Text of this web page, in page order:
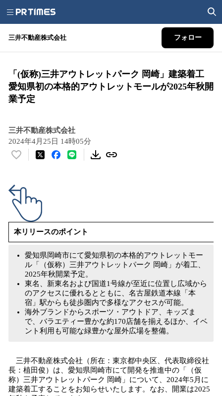
三井不動産株式会社 フォロー
「(仮称)三井アウトレットパーク 岡崎」建築着工
愛知県初の本格的アウトレットモールが2025年秋開
業予定
三井不動産株式会社
2024年4月25日 14時05分
い
！
数
を
読
み
込
み
す
本リリースのポイント
愛知県岡崎市にて愛知県初の本格的アウトレットモー
ル「（仮称）三井アウトレットパーク 岡崎」が着工、
2025年秋開業予定。
東名、新東名および国道1号線が至近に位置し広域から
のアクセスに優れるとともに、名古屋鉄道本線「本
宿」駅からも徒歩圏内で多様なアクセスが可能。
海外ブランドからスポーツ・アウトドア、キッズま
で、バラエティー豊かな約170店舗を揃えるほか、イベ
ント利用も可能な緑豊かな屋外広場を整備。
三井不動産株式会社（所在：東京都中央区、代表取締役社
長：植田俊）は、愛知県岡崎市にて開発を推進中の「（仮
称）三井アウトレットパーク 岡崎」について、2024年5月に
建築着工することをお知らせいたします。なお、開業は2025